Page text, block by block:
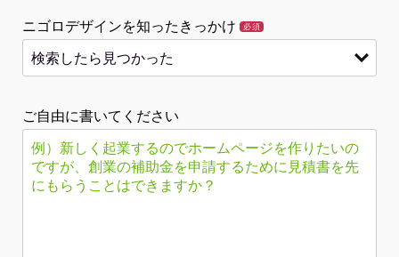
ニゴロデザインを知ったきっかけ 必須
ご自由に書いてください